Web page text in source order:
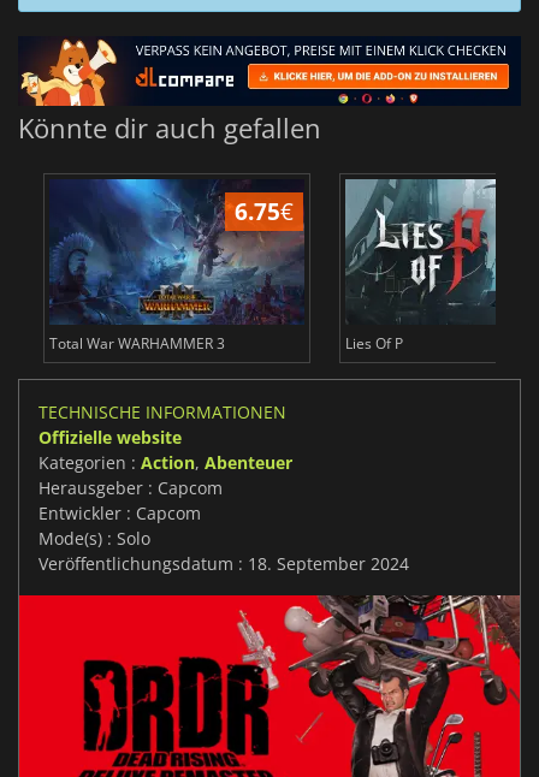
Könnte dir auch gefallen
39.09€
DELTA SNAKE EATER
19.06€
TECHNISCHE INFORMATIONEN
Offizielle website
Kategorien : Action, Abenteuer
Herausgeber : Capcom
Entwickler : Capcom
Mode(s) : Solo
Veröffentlichungsdatum : 18. September 2024